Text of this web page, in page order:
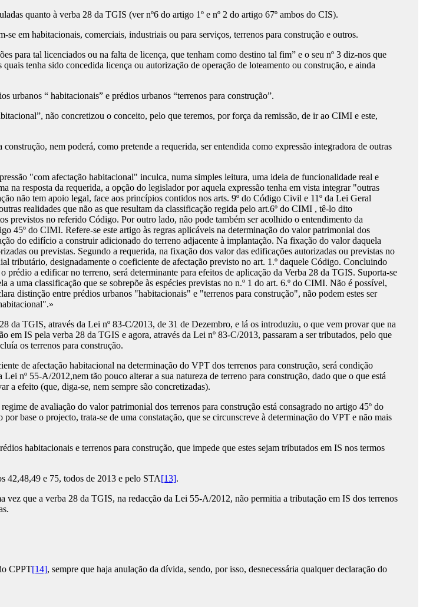
quanto à verba 28 da TGIS (ver nº6 do artigo 1º e nº 2 do artigo 67º ambos do CIS).
em habitacionais, comerciais, industriais ou para serviços, terrenos para construção e outros.
tal licenciados ou na falta de licença, que tenham como destino tal fim” e o seu nº 3 diz-nos que
tenha sido concedida licença ou autorização de operação de loteamento ou construção, e ainda
“ habitacionais” e prédios urbanos “terrenos para construção”.
não concretizou o conceito, pelo que teremos, por força da remissão, de ir ao CIMI e este,
nem poderá, como pretende a requerida, ser entendida como expressão integradora de outras
"com afectação habitacional" inculca, numa simples leitura, uma ideia de funcionalidade real e
na resposta da requerida, a opção do legislador por aquela expressão tenha em vista integrar "outras
não tem apoio legal, face aos princípios contidos nos arts. 9º do Código Civil e 11º da Lei Geral
realidades que não as que resultam da classificação regida pelo art.6º do CIMI , tê-lo dito
previstos no referido Código. Por outro lado, não pode também ser acolhido o entendimento da
45º do CIMI. Refere-se este artigo às regras aplicáveis na determinação do valor patrimonial dos
do edifício a construir adicionado do terreno adjacente à implantação. Na fixação do valor daquela
ou previstas. Segundo a requerida, na fixação dos valor das edificações autorizadas ou previstas no
tributário, designadamente o coeficiente de afectação previsto no art. 1.º daquele Código. Concluindo
a edificar no terreno, será determinante para efeitos de aplicação da Verba 28 da TGIS. Suporta-se
uma classificação que se sobrepõe às espécies previstas no n.º 1 do art. 6.º do CIMI. Não é possível,
distinção entre prédios urbanos "habitacionais" e "terrenos para construção", não podem estes ser
TGIS, através da Lei nº 83-C/2013, de 31 de Dezembro, e lá os introduziu, o que vem provar que na
IS pela verba 28 da TGIS e agora, através da Lei nº 83-C/2013, passaram a ser tributados, pelo que
os terrenos para construção.
de afectação habitacional na determinação do VPT dos terrenos para construção, será condição
nº 55-A/2012,nem tão pouco alterar a sua natureza de terreno para construção, dado que o que está
a efeito (que, diga-se, nem sempre são concretizadas).
de avaliação do valor patrimonial dos terrenos para construção está consagrado no artigo 45º do
base o projecto, trata-se de uma constatação, que se circunscreve à determinação do VPT e não mais
habitacionais e terrenos para construção, que impede que estes sejam tributados em IS nos termos
42,48,49 e 75, todos de 2013 e pelo STA[13].
que a verba 28 da TGIS, na redacção da Lei 55-A/2012, não permitia a tributação em IS dos terrenos
CPPT[14], sempre que haja anulação da dívida, sendo, por isso, desnecessária qualquer declaração do